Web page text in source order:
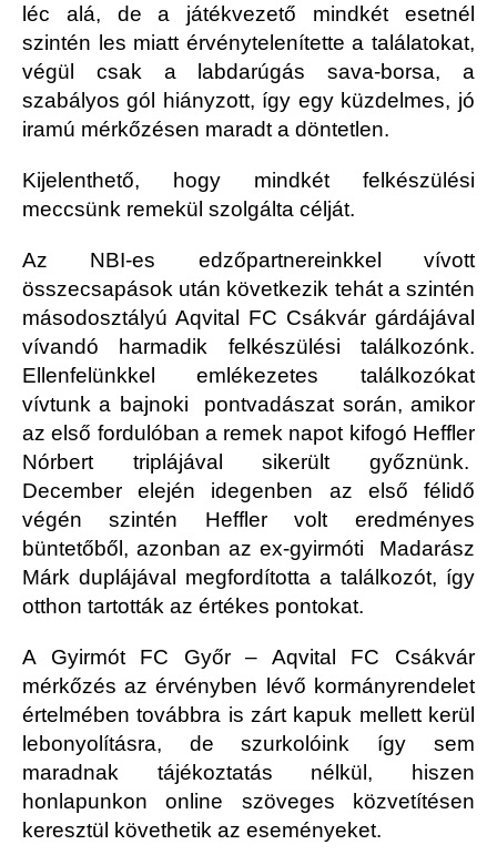
léc alá, de a játékvezető mindkét esetnél
szintén les miatt érvénytelenítette a találatokat,
végül csak a labdarúgás sava-borsa, a
szabályos gól hiányzott, így egy küzdelmes, jó
iramú mérkőzésen maradt a döntetlen.
Kijelenthető, hogy mindkét felkészülési
meccsünk remekül szolgálta célját.
Az NBI-es edzőpartnereinkkel vívott
összecsapások után következik tehát a szintén
másodosztályú Aqvital FC Csákvár gárdájával
vívandó harmadik felkészülési találkozónk.
Ellenfelünkkel emlékezetes találkozókat
vívtunk a bajnoki pontvadászat során, amikor
az első fordulóban a remek napot kifogó Heffler
Nórbert triplájával sikerült győznünk.
December elején idegenben az első félidő
végén szintén Heffler volt eredményes
büntetőből, azonban az ex-gyirmóti Madarász
Márk duplájával megfordította a találkozót, így
otthon tartották az értékes pontokat.
A Gyirmót FC Győr – Aqvital FC Csákvár
mérkőzés az érvényben lévő kormányrendelet
értelmében továbbra is zárt kapuk mellett kerül
lebonyolításra, de szurkolóink így sem
maradnak tájékoztatás nélkül, hiszen
honlapunkon online szöveges közvetítésen
keresztül követhetik az eseményeket.